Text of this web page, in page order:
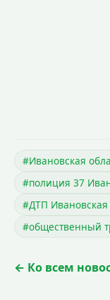
#Ивановская
#полиция 37
#ДТП Ивановская
#общественный
← Ко всем